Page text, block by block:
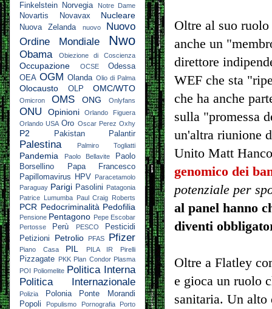
Oltre al suo
anche un
direttore
WEF che sta
che ha anche
sulla "promessa
un'altra riunione
Unito Matt
genomico dei
potenziale per
al panel hanno
diventi
Oltre a Flatley
e gioca un ruolo
sanitaria. Un
Finkelstein
Norvegia Notre Dame
Novartis Novavax Nucleare
Nuova Zelanda nuovo
Nuovo
Ordine Mondiale
Nwo
Obama Obiezione di Coscienza
Occupazione OCSE
Odessa
OEA OGM Olanda Olio di Palma
Olocausto OLP OMC/WTO
Omicron OMS ONG Onlyfans
ONU Opinioni
Orlando Figuera
Orlando USA Oro Oscar Perez Oxhy
P2 Pakistan Palantir
Palestina Palmiro Togliatti
Pandemia Paolo Bellavite
Paolo
Borsellino
Papa Francesco
Papillomavirus HPV Paracetamolo
Paraguay Parigi Pasolini Patagonia
Patrice Lumumba
Paul Craig Roberts
PCR Pedocriminalità Pedofilia
Pensione Pentagono Pepe Escobar
Pertosse
Perù PESCO
Pesticidi
Petizioni
Petrolio PFAS Pfizer
Piano Casa PIL PILA IR Pirelli
Pizzagate PKK Plan Condor Plasma
POI Poliomelite Politica Interna
Politica Internazionale
Polizia Polonia
Ponte Morandi
Popoli
Populismo Pornografia
Porto